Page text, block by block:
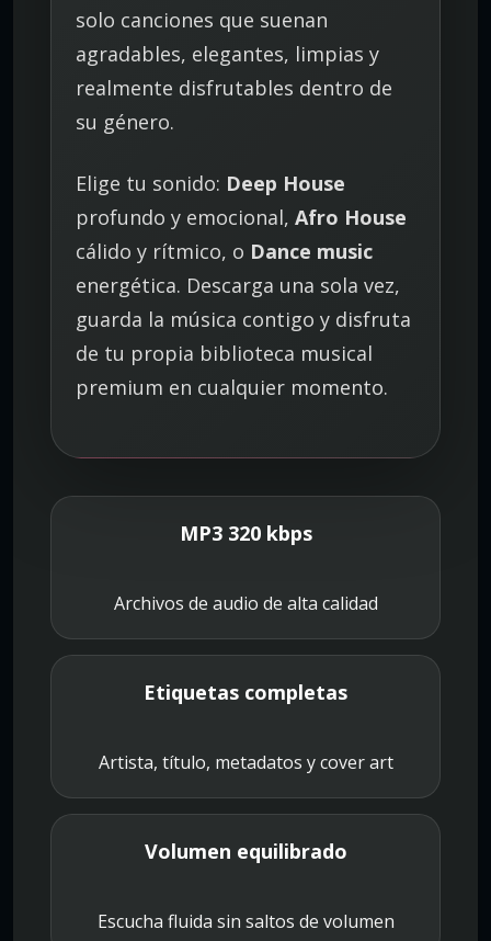
solo canciones que suenan
agradables, elegantes, limpias y
realmente disfrutables dentro de
su género.
Elige tu sonido: Deep House
profundo y emocional, Afro House
cálido y rítmico, o Dance music
energética. Descarga una sola vez,
guarda la música contigo y disfruta
de tu propia biblioteca musical
premium en cualquier momento.
MP3 320 kbps
Archivos de audio de alta calidad
Etiquetas completas
Artista, título, metadatos y cover art
Volumen equilibrado
Escucha fluida sin saltos de volumen